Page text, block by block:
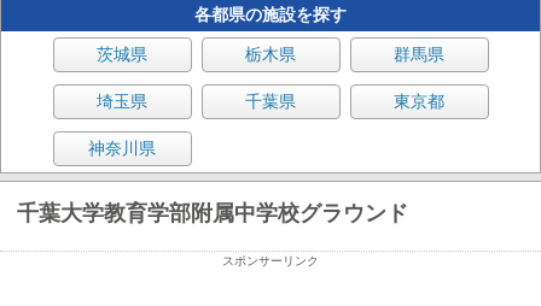
各都県の施設を探す
茨城県 栃木県 群馬県
埼玉県 千葉県 東京都
神奈川県
千葉大学教育学部附属中学校グラウンド
スポンサーリンク